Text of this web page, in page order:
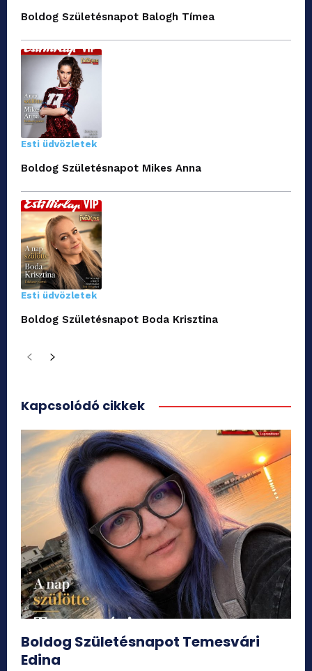
Boldog Születésnapot Balogh Tímea
Esti üdvözletek
Boldog Születésnapot Mikes Anna
Esti üdvözletek
Boldog Születésnapot Boda Krisztina
Kapcsolódó cikkek
Boldog Születésnapot Temesvári
Edina